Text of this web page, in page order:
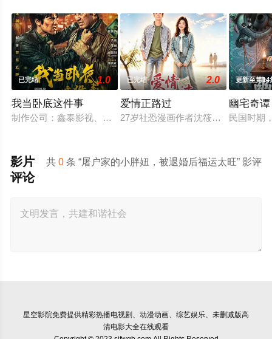
已完结 1.0
我当卧底这件事
制作公司：鑫泰影视、妙笔华章 题材：警匪、反诈
已完结 2.0
爱情正路过
27岁社恐漫画作者沈筱兮遭遇创作危
更新至第14
幽宅奇谭
民国时期
共0 条 “屠户家的小胖妞，被退婚后福运太旺” 影评
影片
评论
星空影院免费提供精彩热播电视剧、动漫动画、综艺娱乐、未删减版高
清电影大全在线观看